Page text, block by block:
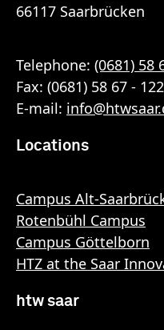
66117 Saarbrücken
Telephone: (0681) 58
Fax: (0681) 58 67 - 122
E-mail: info@htwsaar
Locations
Campus Alt-
Rotenbühl Campus
Campus Göttelborn
HTZ at the Saar
htw saar